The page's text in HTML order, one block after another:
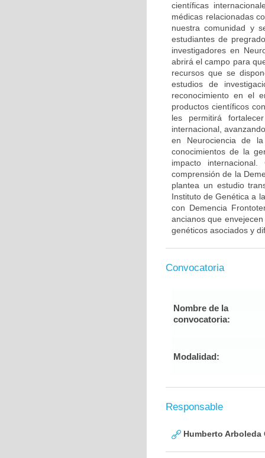
científicas
médicas relacionadas
nuestra comunidad y
estudiantes de
investigadores en
abrirá el campo para
recursos que se
estudios de
reconocimiento en el
productos científicos
les permitirá
internacional,
en Neurociencia de
conocimientos de la
impacto
comprensión de la
plantea un estudio
Instituto de Genética a
con Demencia
ancianos que
genéticos asociados y
Convocatoria
Nombre de la
convocatoria:
Modalidad:
Responsable
Humberto Arboleda